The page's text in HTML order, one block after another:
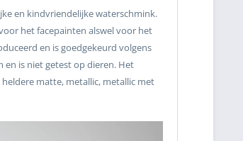
en kindvriendelijke waterschmink.
het facepainten alswel voor het
en is goedgekeurd volgens
en is niet getest op dieren. Het
matte, metallic, metallic met